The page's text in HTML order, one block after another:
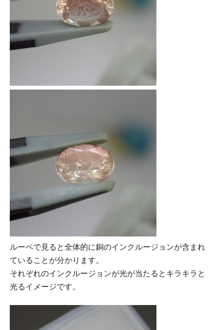
ルーペで見ると全体的に銅のインクルージョンが含まれ
ていることが分かります。
それぞれのインクルージョンが光が当たるとキラキラと
光るイメージです。